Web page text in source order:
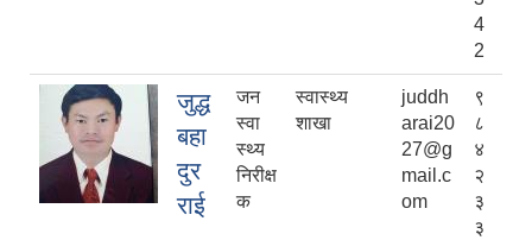
4
2
जुद्ध
बहा
दुर
राई
जन
स्वा
स्थ्य
निरीक्ष
क
स्वास्थ्य
शाखा
juddh
arai20
27@g
mail.c
om
९
८
४
२
३
३